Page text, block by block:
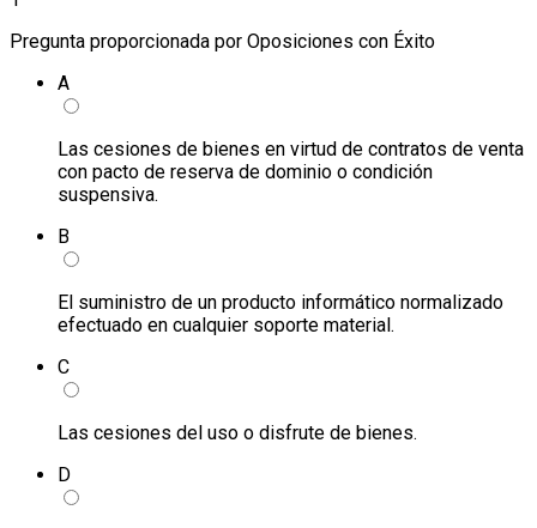
Pregunta proporcionada por Oposiciones con Éxito
A
Las cesiones de bienes en virtud de contratos de venta
con pacto de reserva de dominio o condición
suspensiva.
B
El suministro de un producto informático normalizado
efectuado en cualquier soporte material.
C
Las cesiones del uso o disfrute de bienes.
D